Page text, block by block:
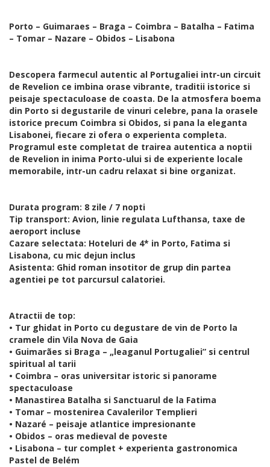
Porto – Guimaraes – Braga – Coimbra – Batalha – Fatima
– Tomar – Nazare – Obidos – Lisabona
Descopera farmecul autentic al Portugaliei intr-un circuit
de Revelion ce imbina orase vibrante, traditii istorice si
peisaje spectaculoase de coasta. De la atmosfera boema
din Porto si degustarile de vinuri celebre, pana la orasele
istorice precum Coimbra si Obidos, si pana la eleganta
Lisabonei, fiecare zi ofera o experienta completa.
Programul este completat de trairea autentica a noptii
de Revelion in inima Porto-ului si de experiente locale
memorabile, intr-un cadru relaxat si bine organizat.
Durata program: 8 zile / 7 nopti
Tip transport: Avion, linie regulata Lufthansa, taxe de
aeroport incluse
Cazare selectata: Hoteluri de 4* in Porto, Fatima si
Lisabona, cu mic dejun inclus
Asistenta: Ghid roman insotitor de grup din partea
agentiei pe tot parcursul calatoriei.
Atractii de top:
• Tur ghidat in Porto cu degustare de vin de Porto la
cramele din Vila Nova de Gaia
• Guimarães si Braga – „leaganul Portugaliei” si centrul
spiritual al tarii
• Coimbra – oras universitar istoric si panorame
spectaculoase
• Manastirea Batalha si Sanctuarul de la Fatima
• Tomar – mostenirea Cavalerilor Templieri
• Nazaré – peisaje atlantice impresionante
• Obidos – oras medieval de poveste
• Lisabona – tur complet + experienta gastronomica
Pastel de Belém